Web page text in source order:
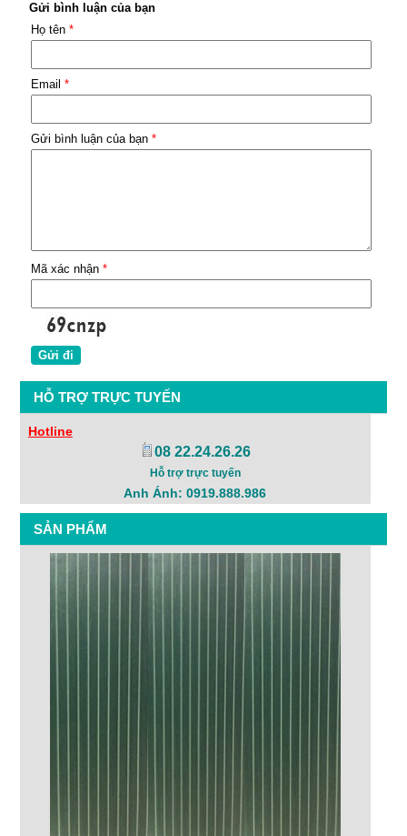
Gửi bình luận của bạn
Họ tên *
Email *
Gửi bình luận của bạn *
Mã xác nhận *
HỖ TRỢ TRỰC TUYẾN
Hotline
08 22.24.26.26
Hỗ trợ trực tuyến
Anh Ánh: 0919.888.986
SẢN PHẨM